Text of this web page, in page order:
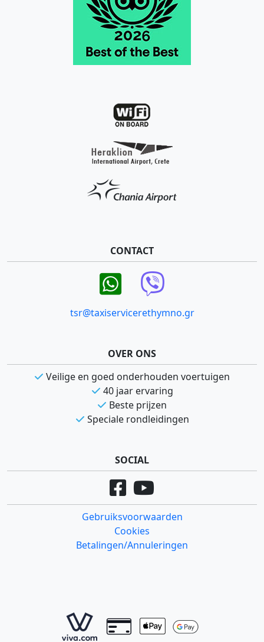
CONTACT
tsr@taxiservicerethymno.gr
OVER ONS
Veilige en goed onderhouden voertuigen
40 jaar ervaring
Beste prijzen
Speciale rondleidingen
SOCIAL
Gebruiksvoorwaarden
Cookies
Betalingen/Annuleringen